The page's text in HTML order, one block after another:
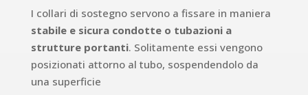
I collari di sostegno servono a fissare in maniera
stabile e sicura condotte o tubazioni a
strutture portanti. Solitamente essi vengono
posizionati attorno al tubo, sospendendolo da
una superficie